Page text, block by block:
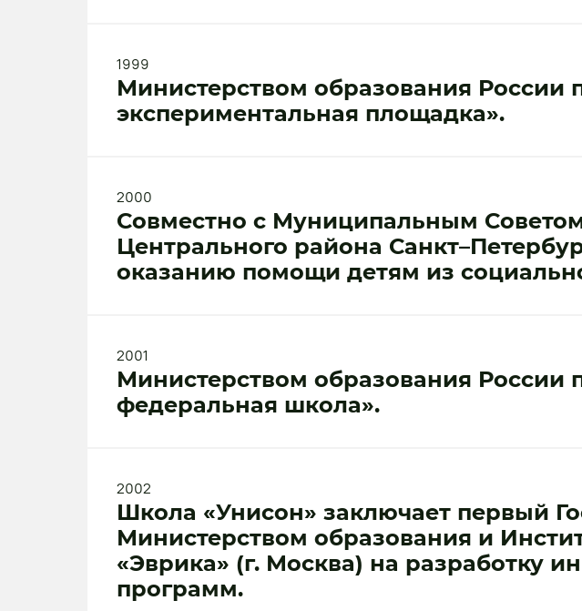
1999
Министерством образования России
экспериментальная площадка».
2000
Совместно с Муниципальным
Центрального района
оказанию помощи детям из
2001
Министерством образования России
федеральная школа».
2002
Школа «Унисон» заключает первый
Министерством образования и
«Эврика» (г. Москва) на разработку
программ.